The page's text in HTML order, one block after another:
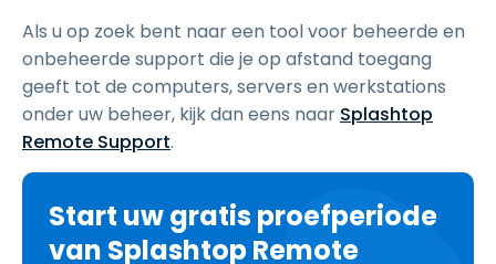
Als u op zoek bent naar een tool voor beheerde en
onbeheerde support die je op afstand toegang
geeft tot de computers, servers en werkstations
onder uw beheer, kijk dan eens naar Splashtop
Remote Support.
Start uw gratis proefperiode
van Splashtop Remote